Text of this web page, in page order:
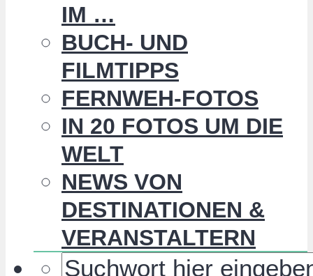
IM …
BUCH- UND
FILMTIPPS
FERNWEH-FOTOS
IN 20 FOTOS UM DIE
WELT
NEWS VON
DESTINATIONEN &
VERANSTALTERN